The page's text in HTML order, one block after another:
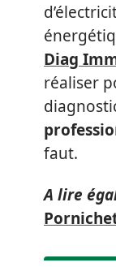
Diag
réaliser
faut.
A lire